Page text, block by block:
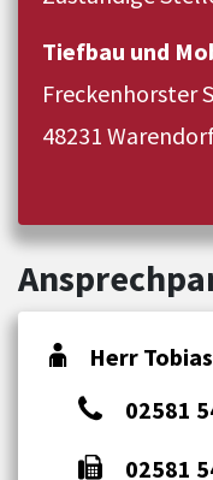
Tiefbau und
Freckenhorster
48231
Herr
02581
02581